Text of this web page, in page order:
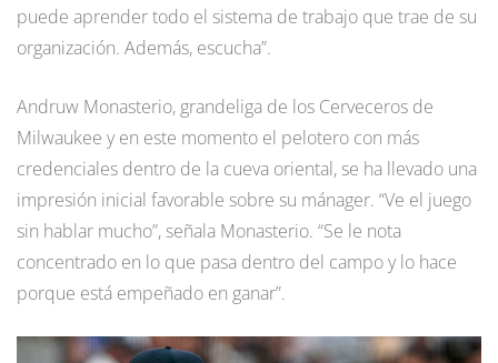
puede aprender todo el sistema de trabajo que trae de su
organización. Además, escucha”.
Andruw Monasterio, grandeliga de los Cerveceros de
Milwaukee y en este momento el pelotero con más
credenciales dentro de la cueva oriental, se ha llevado una
impresión inicial favorable sobre su mánager. “Ve el juego
sin hablar mucho”, señala Monasterio. “Se le nota
concentrado en lo que pasa dentro del campo y lo hace
porque está empeñado en ganar”.